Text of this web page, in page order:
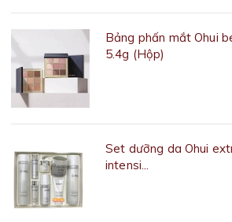
Bảng phấn mắt Ohui
5.4g (Hộp)
Set dưỡng da Ohui
intensi...